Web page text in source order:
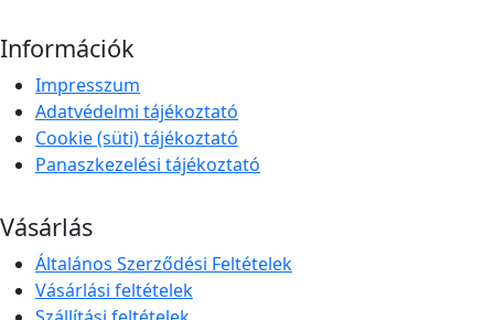
Információk
Impresszum
Adatvédelmi tájékoztató
Cookie (süti) tájékoztató
Panaszkezelési tájékoztató
Vásárlás
Általános Szerződési Feltételek
Vásárlási feltételek